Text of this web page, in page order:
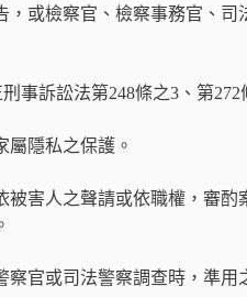
，或檢察官、檢察事務官、
事訴訟法第248條之3、第272
屬隱私之保護。
害人之聲請或依職權，審
官或司法警察調查時，準用